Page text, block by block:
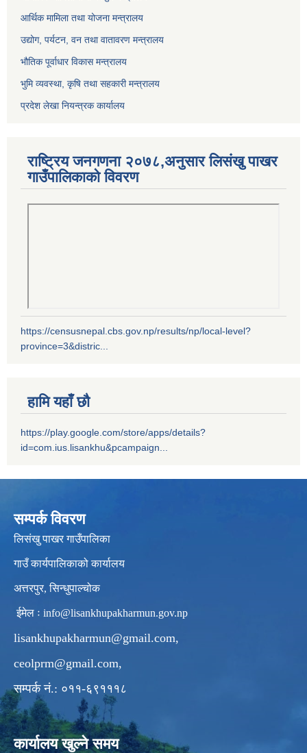
आर्थिक मामिला तथा योजना मन्त्रालय
उद्योग, पर्यटन, वन तथा वातावरण मन्त्रालय
भौतिक पूर्वाधार विकास मन्त्रालय
भुमि व्यवस्था, कृषि तथा सहकारी मन्त्रालय
प्रदेश लेखा नियन्त्रक कार्यालय
राष्ट्रिय जनगणना २०७८,अनुसार लिसंखु पाखर
गाउँपालिकाको विवरण
https://censusnepal.cbs.gov.np/results/np/local-level?
province=3&distric...
हामि यहाँ छौ
https://play.google.com/store/apps/details?
id=com.ius.lisankhu&pcampaign...
सम्पर्क विवरण
लिसंखु पाखर गाउँपालिका
गाउँ कार्यपालिकाको कार्यालय
अत्तरपुर, सिन्धुपाल्चोक
ईमेल ः info@lisankhupakharmun.gov.np
lisankhupakharmun@gmail.com,
ceolprm@gmail.com,
सम्पर्क नं.: ०११-६९१११८
कार्यालय खुल्ने समय